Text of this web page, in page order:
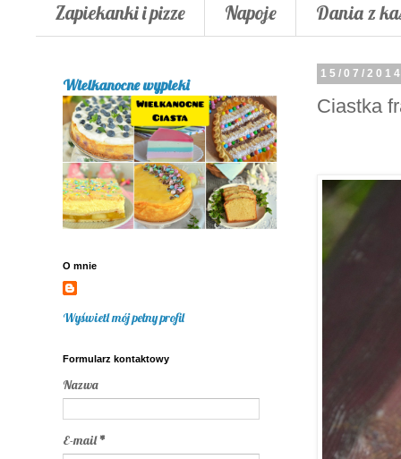
Zapiekanki i pizze
Napoje Dania z
15/07/
Ciastka
Wielkanocne wypieki
O mnie
Wyświetl mój pełny profil
Formularz kontaktowy
Nazwa
E-mail*